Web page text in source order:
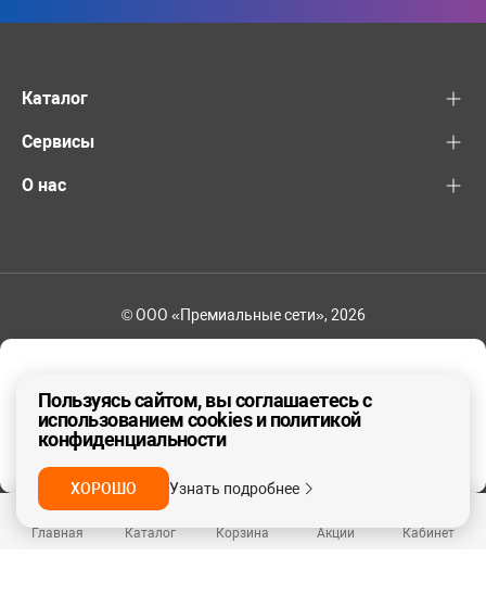
Главная Каталог Корзина Акции Кабинет
ДА, ВЕРНО
Каталог
Сервисы
О нас
© ООО «Премиальные сети», 2026
Пользуясь сайтом, вы соглашаетесь с
использованием cookies и политикой
конфиденциальности
ХОРОШО Узнать подробнее